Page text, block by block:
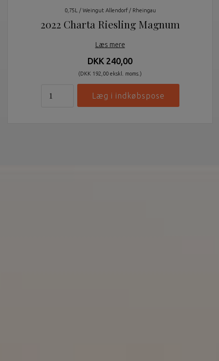
0,75L / Weingut Allendorf / Rheingau
2022 Charta Riesling Magnum
Læs mere
DKK 240,00
(DKK 192,00 ekskl. moms.)